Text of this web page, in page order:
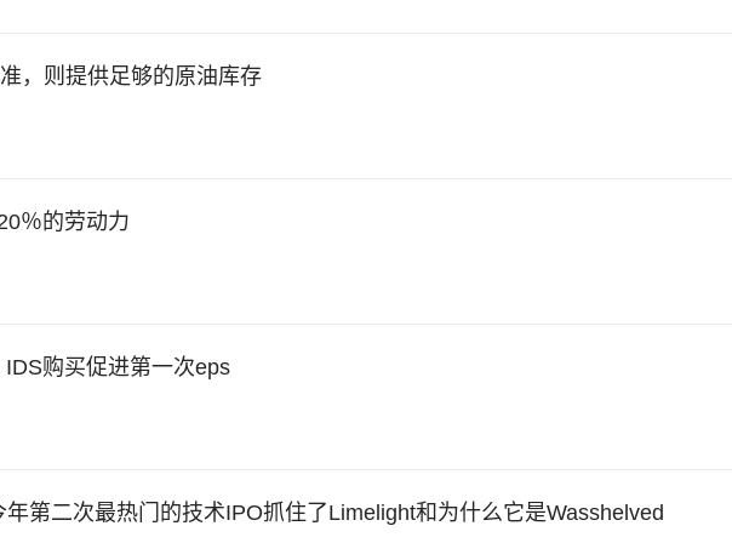
，则提供足够的原油库存
％的劳动力
购买促进第一次eps
第二次最热门的技术IPO抓住了Limelight和为什么它是Wasshelved